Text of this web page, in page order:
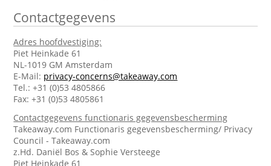
Contactgegevens
Adres hoofdvestiging:
Piet Heinkade 61
NL-1019 GM Amsterdam
E-Mail: privacy-concerns@takeaway.com
Tel.: +31 (0)53 4805866
Fax: +31 (0)53 4805861
Contactgegevens functionaris gegevensbescherming
Takeaway.com Functionaris gegevensbescherming/ Privacy
Council - Takeaway.com
z.Hd. Daniël Bos & Sophie Versteege
Piet Heinkade 61